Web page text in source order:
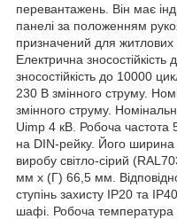
перевантажень. Він має
панелі за положенням
призначений для житлових
Електрична зносостійкість
зносостійкість до 10000
230 В змінного струму.
змінного струму.
Uimp 4 кВ. Робоча частота
на DIN-рейку. Його
виробу світло-сірий
мм x (Г) 66,5 мм.
ступінь захисту IP20 та
шафі. Робоча температура